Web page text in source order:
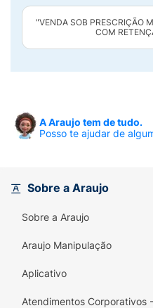
"VENDA SOB PRESCRIÇÃO
COM
A Araujo tem de tudo.
Posso te ajudar de
Sobre a Araujo
Sobre a Araujo
Araujo Manipulação
Aplicativo
Atendimentos Corporativos